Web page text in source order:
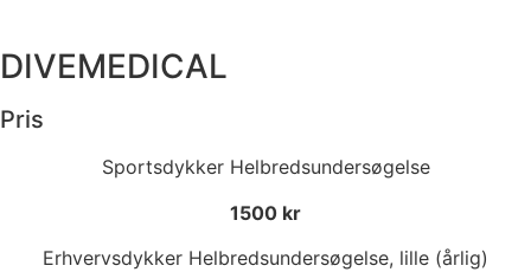
DIVEMEDICAL
Pris
Sportsdykker Helbredsundersøgelse
1500 kr
Erhvervsdykker Helbredsundersøgelse, lille (årlig)